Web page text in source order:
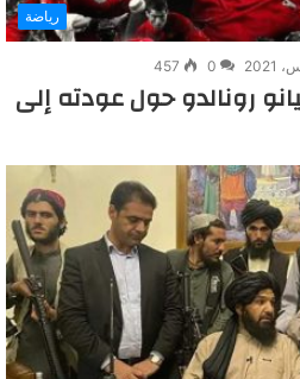
رياضة
0
457
رونالدو حول عودته إلى